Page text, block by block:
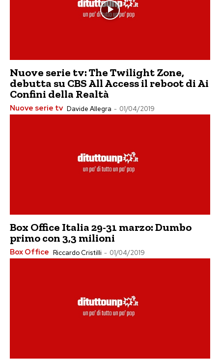
Nuove serie tv: The Twilight Zone,
debutta su CBS All Access il reboot di Ai
Confini della Realtà
Nuove serie tv Davide Allegra - 01/04/2019
Box Office Italia 29-31 marzo: Dumbo
primo con 3,3 milioni
Box Office Riccardo Cristilli - 01/04/2019